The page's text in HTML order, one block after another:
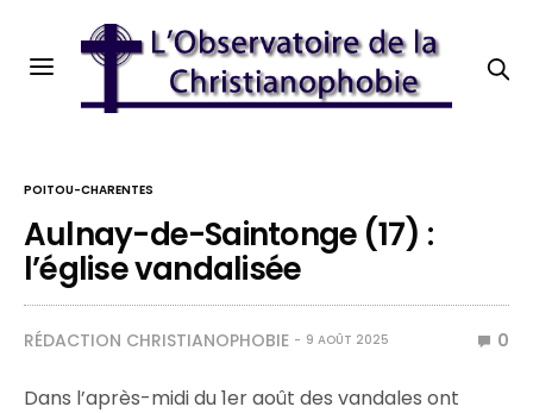
POITOU-CHARENTES
Aulnay-de-Saintonge (17) :
l’église vandalisée
RÉDACTION CHRISTIANOPHOBIE 9 AOÛT 2025 0
Dans l’après-midi du 1er août des vandales ont